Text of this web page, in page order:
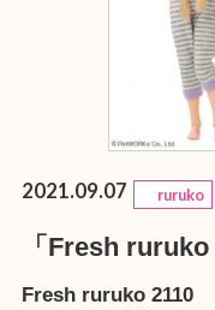
2021.09.07 ruruko
「Fresh
Fresh ruruko 2110